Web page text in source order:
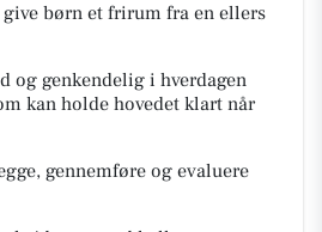
børn et frirum fra en ellers
og genkendelig i hverdagen
kan holde hovedet klart når
gennemføre og evaluere